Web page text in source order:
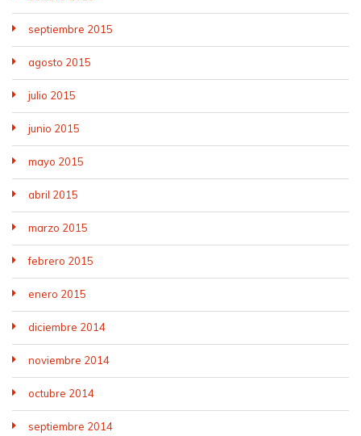
septiembre 2015
agosto 2015
julio 2015
junio 2015
mayo 2015
abril 2015
marzo 2015
febrero 2015
enero 2015
diciembre 2014
noviembre 2014
octubre 2014
septiembre 2014